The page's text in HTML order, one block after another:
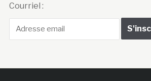
Courriel :